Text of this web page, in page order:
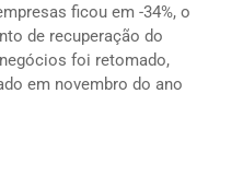
ficou em -34%, o
de recuperação do
foi retomado,
em novembro do ano